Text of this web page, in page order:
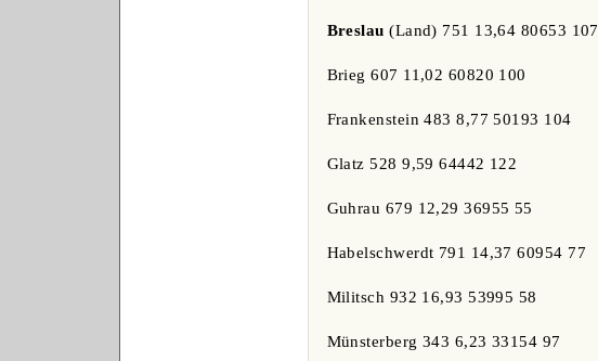
Breslau (Land) 751 13,64 80653 107
Brieg 607 11,02 60820 100
Frankenstein 483 8,77 50193 104
Glatz 528 9,59 64442 122
Guhrau 679 12,29 36955 55
Habelschwerdt 791 14,37 60954 77
Militsch 932 16,93 53995 58
Münsterberg 343 6,23 33154 97